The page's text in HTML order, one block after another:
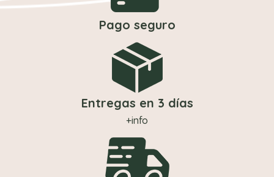
Pago seguro
Entregas en 3 días
+info